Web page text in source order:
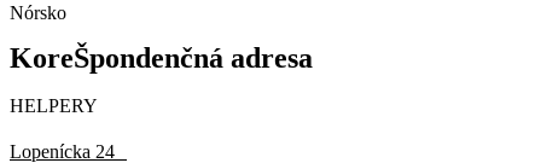
Nórsko
KoreŠpondenčná adresa
HELPERY
Lopenícka 24